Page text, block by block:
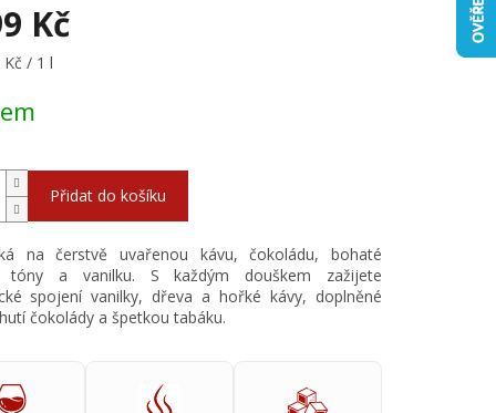
Kč
/ 1 l
Přidat do košíku
na čerstvě uvařenou kávu, čokoládu, bohaté
tóny a vanilku. S každým douškem zažijete
spojení vanilky, dřeva a hořké kávy, doplněné
čokolády a špetkou tabáku.